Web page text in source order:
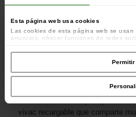
Esta página web usa cookies
Las cookies de esta página web se
anuncios, ofrecer funciones de redes
colaboradores de redes sociales,
combinarla con otra información que les
recopilado a partir del uso que haya
Permitir
vivac recargable que comparte